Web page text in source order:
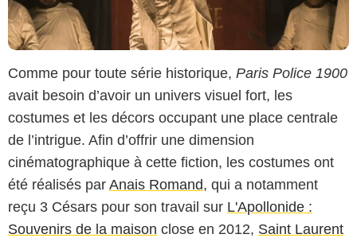
Comme pour toute série historique, Paris Police 1900
avait besoin d’avoir un univers visuel fort, les
costumes et les décors occupant une place centrale
de l’intrigue. Afin d’offrir une dimension
cinématographique à cette fiction, les costumes ont
été réalisés par Anais Romand, qui a notamment
reçu 3 Césars pour son travail sur L'Apollonide :
Souvenirs de la maison close en 2012, Saint Laurent